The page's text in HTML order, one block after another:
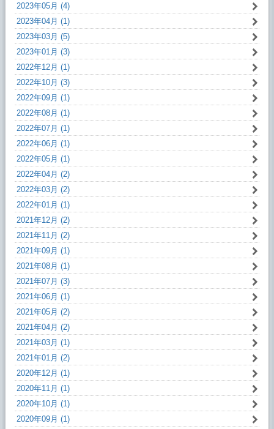
2023年05月 (4)
2023年04月 (1)
2023年03月 (5)
2023年01月 (3)
2022年12月 (1)
2022年10月 (3)
2022年09月 (1)
2022年08月 (1)
2022年07月 (1)
2022年06月 (1)
2022年05月 (1)
2022年04月 (2)
2022年03月 (2)
2022年01月 (1)
2021年12月 (2)
2021年11月 (2)
2021年09月 (1)
2021年08月 (1)
2021年07月 (3)
2021年06月 (1)
2021年05月 (2)
2021年04月 (2)
2021年03月 (1)
2021年01月 (2)
2020年12月 (1)
2020年11月 (1)
2020年10月 (1)
2020年09月 (1)